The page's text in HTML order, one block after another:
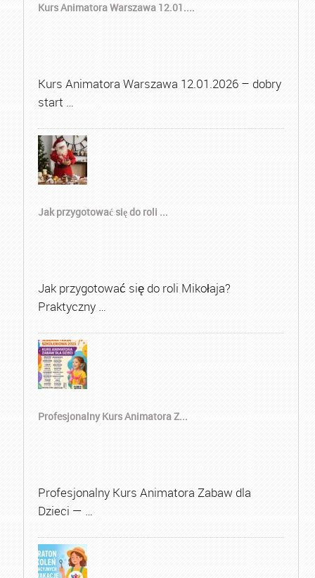
Kurs Animatora Warszawa 12.01....
Kurs Animatora Warszawa 12.01.2026 – dobry
start …
Jak przygotować się do roli ...
Jak przygotować się do roli Mikołaja?
Praktyczny …
Profesjonalny Kurs Animatora Z...
Profesjonalny Kurs Animatora Zabaw dla
Dzieci — …